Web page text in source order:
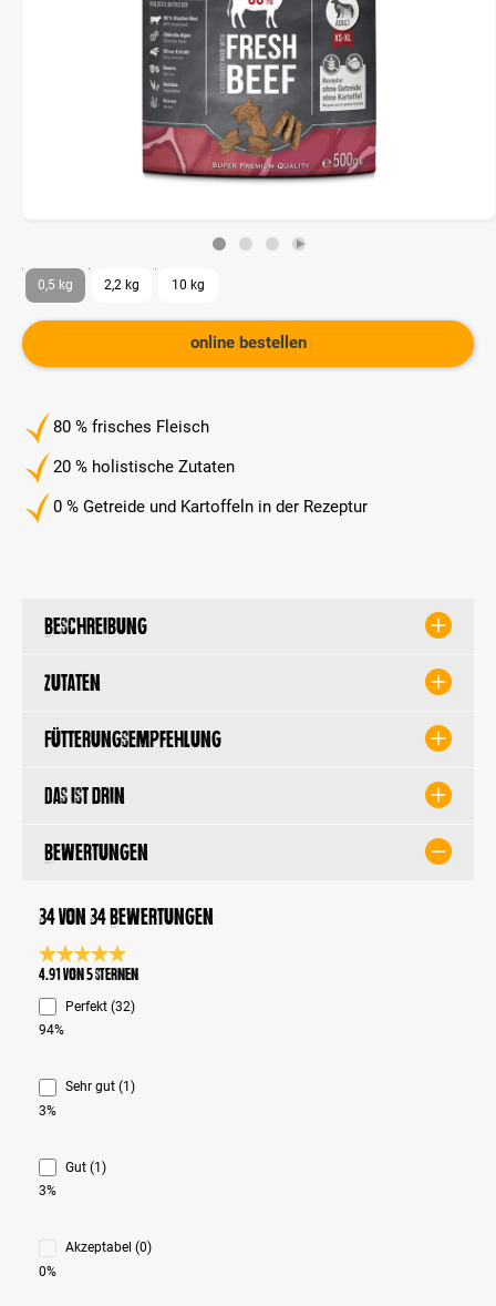
80 % frisches Fleisch
20 % holistische Zutaten
0 % Getreide und Kartoffeln in der Rezeptur
0,5 kg 2,2 kg 10 kg
online bestellen
Beschreibung
Zutaten
Fütterungsempfehlung
Das ist drin
Bewertungen
34 von 34 Bewertungen
Durchschnittliche Bewertung 4.9 von 5 Sternen
4.91 von 5 Sternen
Perfekt (32)
94%
Sehr gut (1)
3%
Gut (1)
3%
Akzeptabel (0)
0%